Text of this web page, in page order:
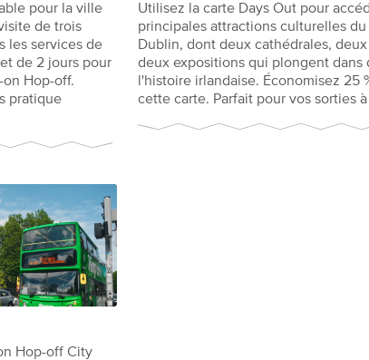
pour la ville
de trois
les services de
de 2 jours pour
Hop-off.
pratique
Utilisez la carte Days Out pour
principales attractions culturelles
Dublin, dont deux cathédrales,
deux expositions qui plongent dans
l'histoire irlandaise. Économisez 25
cette carte. Parfait pour vos sorties
Hop-off City